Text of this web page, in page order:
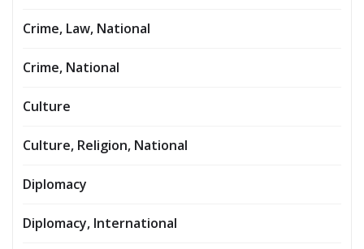
Crime, Law, National
Crime, National
Culture
Culture, Religion, National
Diplomacy
Diplomacy, International